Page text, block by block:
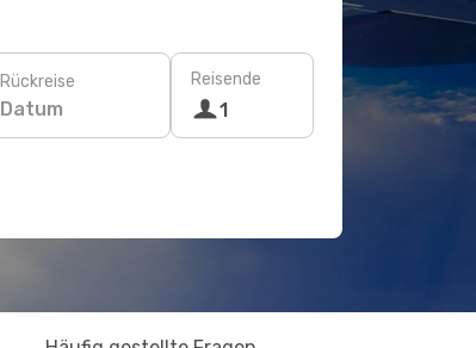
Rückreise
Datum
Reisende
1